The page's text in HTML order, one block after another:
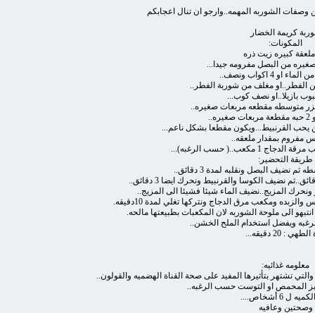
الشوربه المهمه..وارجو ان تنال اعجابكم
الخضار
بمقدار ملعقه..
حسب الرغبه)...
التحضير:
ونقلبه لمدة 3 دقائق..
الماء شيئا فشيئا الى المزيج..
ومكعب مرق الدجاج ونتركها تغلي لمدة 10دقيقه.
ملوحة الشوربه لان المكعبات بطبيعتها مالحه.
استخدام الملح الخشن..
غذائيه:
تشتهر بتأثيرها المفيد على صحة القناة الهضميه والقولون..
او التوست حسب الرغبه..
وعافيه